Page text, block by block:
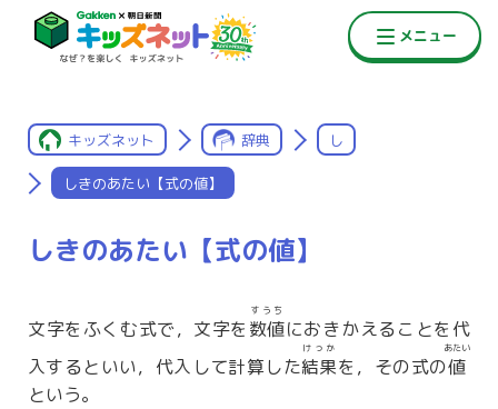
キッズネット 辞典 し
しきのあたい【式の値】
しきのあたい【式の値】
文字をふくむ式で，文字を 数値
すうち
におきかえることを代
入するといい，代入して計算した結果
けっか
を，その式の値
あたい
という。